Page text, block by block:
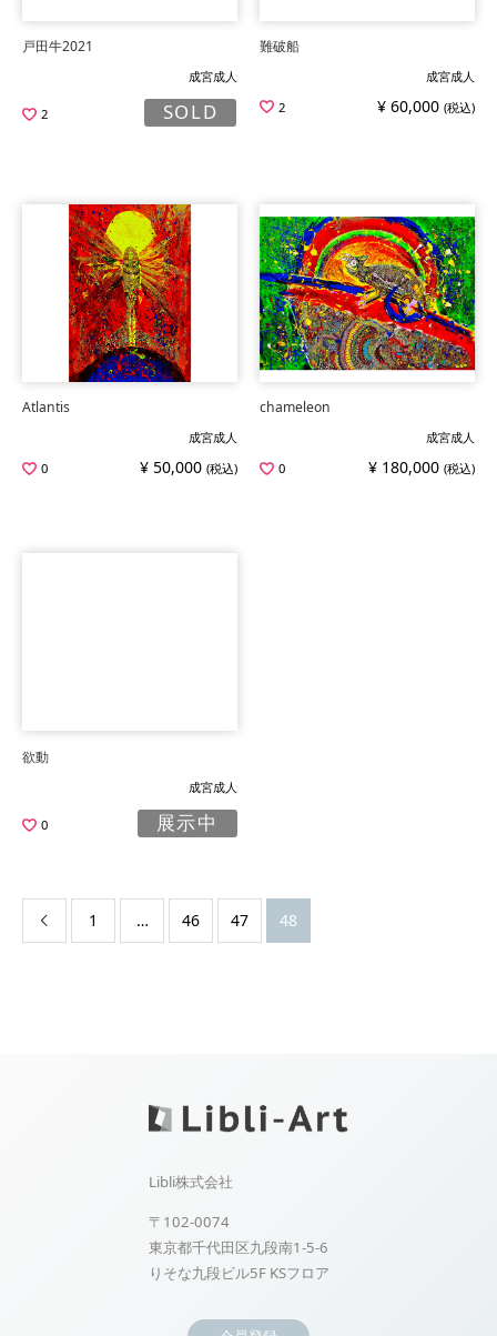
戸田牛2021
成宮成人
2 SOLD
難破船
成宮成人
2
¥ 60,000 (税込)
Atlantis
成宮成人
0
¥ 50,000 (税込)
chameleon
成宮成人
0
¥ 180,000 (税込)
欲動
成宮成人
0 展示中
 1 … 46 47 48
Libli株式会社
〒102-0074
東京都千代田区九段南1-5-6
りそな九段ビル5F KSフロア